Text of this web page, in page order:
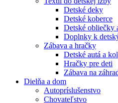
Detské deky
Detské koberce
Detské obliečky
Doplnky k
Zábava a hračky
Detské autá a
Hračky pre deti
Zábava na
Dielňa a dom
Autopríslušenstvo
Chovateľstvo